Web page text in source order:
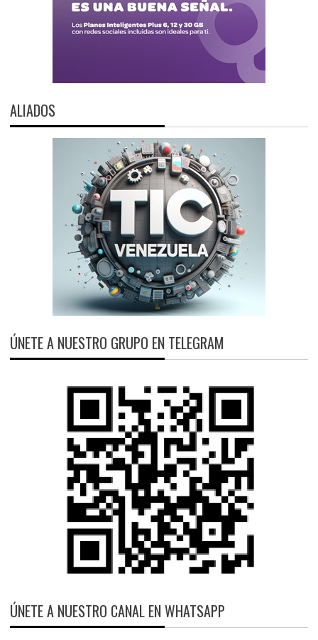
ALIADOS
ÚNETE A NUESTRO GRUPO EN TELEGRAM
ÚNETE A NUESTRO CANAL EN WHATSAPP